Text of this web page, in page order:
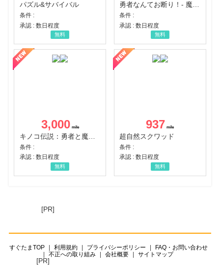
パズル&サバイバル
条件 :
承認 : 数日程度
無料
勇者なんてお断り！- 魔王の力で異世界征服
条件 :
承認 : 数日程度
無料
3,000
条件 :
承認 : 数日程度
無料
937
超自然スクワッド
条件 :
承認 : 数日程度
無料
[PR]
すぐたまTOP 利用規約 プライバシーポリシー
FAQ・お問い合わせ
不正への取り組み
会社概要 サイトマップ
[PR]